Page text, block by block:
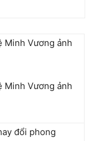
đổi phong